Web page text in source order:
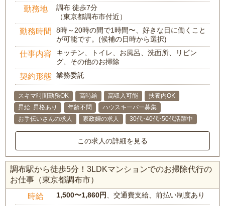
勤務地
調布 徒歩7分
（東京都調布市付近）
勤務時間
8時～20時の間で1時間〜、好きな日に働くこと
が可能です。(候補の日時から選択)
仕事内容
キッチン、トイレ、お風呂、洗面所、リビン
グ、その他のお掃除
契約形態 業務委託
スキマ時間勤務OK 高時給 高収入可能
扶養内OK
昇給･昇格あり
年齢不問
ハウスキーパー募集
お手伝いさんの求人
家政婦の求人 30代･40代･50代活躍中
この求人の詳細を見る
調布駅から徒歩5分！3LDKマンションでのお掃除代行の
お仕事（東京都調布市）
時給 1,500〜1,860円、交通費支給、前払い制度あり